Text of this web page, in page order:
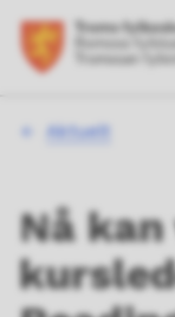
Du
Aktuelt
Nå